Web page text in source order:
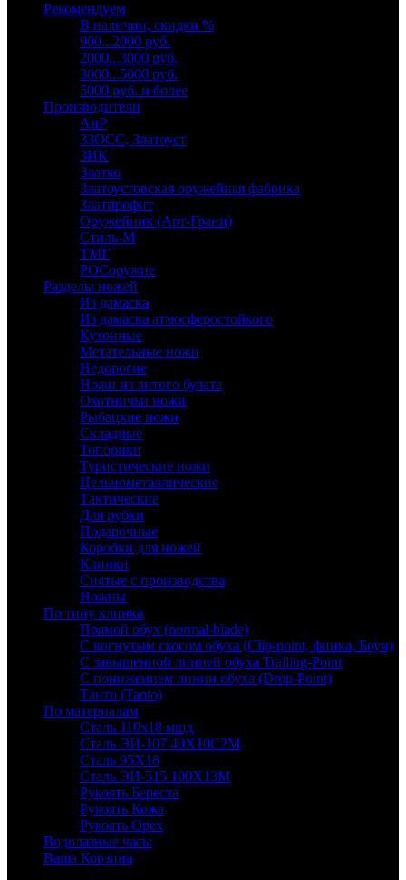
Рекомендуем
В наличии, скидки %
900...2000 руб.
2000...3000 руб.
3000...5000 руб.
5000 руб. и более
Производители
АиР
ЗЗОСС, Златоуст
ЗИК
Златко
Златоустовская оружейная фабрика
Златпрофит
Оружейник (Арт-Грани)
Стиль-М
ТМГ
РОСоружие
Разделы ножей
Из дамаска
Из дамаска атмосферостойкого
Кухонные
Метательные ножи
Недорогие
Ножи из литого булата
Охотничьи ножи
Рыбацкие ножи
Складные
Топорики
Туристические ножи
Цельнометаллические
Тактические
Для рубки
Подарочные
Коробки для ножей
Клинки
Снятые с производства
Ножны
По типу клинка
Прямой обух (normal-blade)
С вогнутым скосом обуха (Clip-point, финка, Боуи)
С завышенной линией обуха Trailing-Point
С понижением линии обуха (Drop-Point)
Танто (Tanto)
По материалам
Сталь 110х18 мшд
Сталь ЭИ-107 40Х10С2М
Сталь 95Х18
Сталь ЭИ-515 100Х13М
Рукоять Береста
Рукоять Кожа
Рукоять Орех
Водолазные часы
Ваша Корзина